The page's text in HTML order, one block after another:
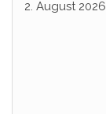
2. August 2026